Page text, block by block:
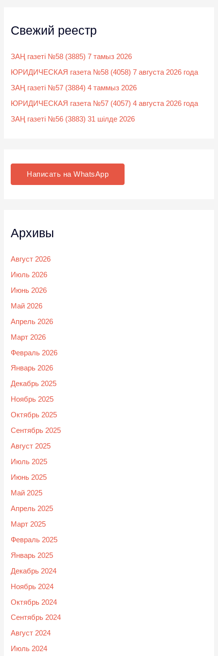
Свежий реестр
ЗАҢ газеті №58 (3885) 7 тамыз 2026
ЮРИДИЧЕСКАЯ газета №58 (4058) 7 августа 2026 года
ЗАҢ газеті №57 (3884) 4 таммыз 2026
ЮРИДИЧЕСКАЯ газета №57 (4057) 4 августа 2026 года
ЗАҢ газеті №56 (3883) 31 шілде 2026
Написать на WhatsApp
Архивы
Август 2026
Июль 2026
Июнь 2026
Май 2026
Апрель 2026
Март 2026
Февраль 2026
Январь 2026
Декабрь 2025
Ноябрь 2025
Октябрь 2025
Сентябрь 2025
Август 2025
Июль 2025
Июнь 2025
Май 2025
Апрель 2025
Март 2025
Февраль 2025
Январь 2025
Декабрь 2024
Ноябрь 2024
Октябрь 2024
Сентябрь 2024
Август 2024
Июль 2024